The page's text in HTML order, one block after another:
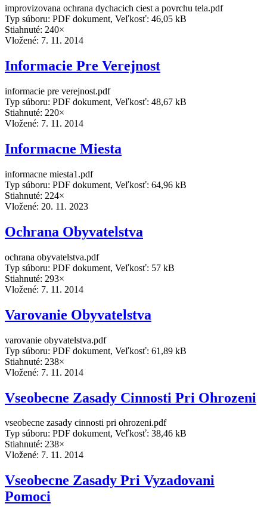
improvizovana ochrana dychacich ciest a povrchu tela.pdf
Typ súboru: PDF dokument, Veľkosť: 46,05 kB
Stiahnuté: 240×
Vložené: 7. 11. 2014
Informacie Pre Verejnost
informacie pre verejnost.pdf
Typ súboru: PDF dokument, Veľkosť: 48,67 kB
Stiahnuté: 220×
Vložené: 7. 11. 2014
Informacne Miesta
informacne miesta1.pdf
Typ súboru: PDF dokument, Veľkosť: 64,96 kB
Stiahnuté: 224×
Vložené: 20. 11. 2023
Ochrana Obyvatelstva
ochrana obyvatelstva.pdf
Typ súboru: PDF dokument, Veľkosť: 57 kB
Stiahnuté: 293×
Vložené: 7. 11. 2014
Varovanie Obyvatelstva
varovanie obyvatelstva.pdf
Typ súboru: PDF dokument, Veľkosť: 61,89 kB
Stiahnuté: 238×
Vložené: 7. 11. 2014
Vseobecne Zasady Cinnosti Pri Ohrozeni
vseobecne zasady cinnosti pri ohrozeni.pdf
Typ súboru: PDF dokument, Veľkosť: 38,46 kB
Stiahnuté: 238×
Vložené: 7. 11. 2014
Vseobecne Zasady Pri Vyzadovani
Pomoci